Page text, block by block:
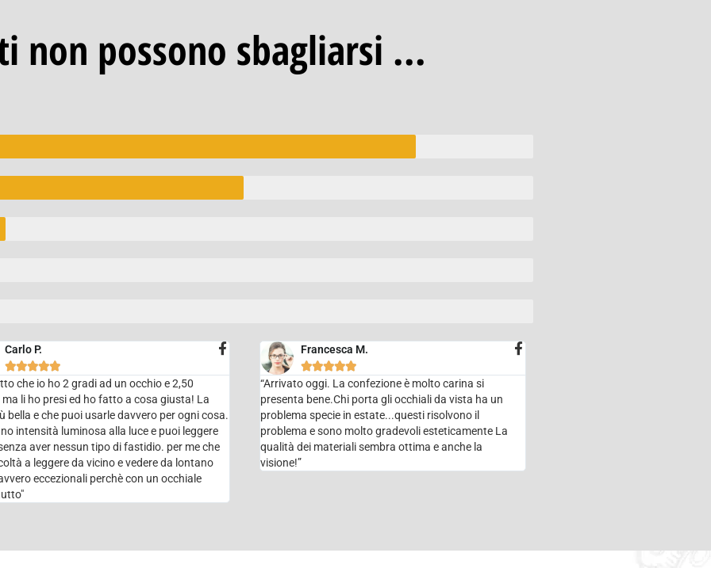
non possono sbagliarsi ...
Carlo P.

che io ho 2 gradi ad un occhio e 2,50
li ho presi ed ho fatto a cosa giusta! La
bella e che puoi usarle davvero per ogni cosa.
intensità luminosa alla luce e puoi leggere
aver nessun tipo di fastidio. per me che
a leggere da vicino e vedere da lontano
eccezionali perchè con un occhiale
Francesca M.

“Arrivato oggi. La confezione è molto carina si
presenta bene.Chi porta gli occhiali da vista ha un
problema specie in estate...questi risolvono il
problema e sono molto gradevoli esteticamente La
qualità dei materiali sembra ottima e anche la
visione!”